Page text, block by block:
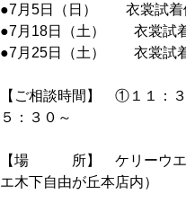
●7月5日（日） 衣裳試
●7月18日（土） 衣裳試着
●7月25日（土） 衣裳試
【ご相談時間】 ①１１
５：３０～
【場 所】 ケリーウエデ
エ木下自由が丘本店内）